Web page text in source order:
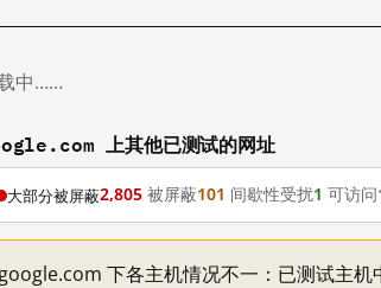
中……
上其他已测试的网址
大部分被屏蔽2,805 被屏蔽101 间歇性受扰1 可访问
google.com 下各主机情况不一：已测试主机